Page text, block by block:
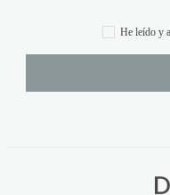
He leído y